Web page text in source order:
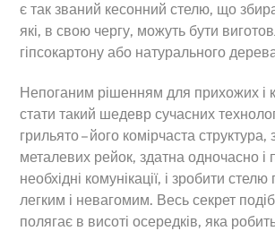
є так званий кесонний стелю, що
які, в свою чергу, можуть бути
гіпсокартону або натурального
Непоганим рішенням для прихожих і
стати такий шедевр сучасних
грильято – його комірчаста структура,
металевих рейок, здатна одночасно і
необхідні комунікації, і зробити
легким і невагомим. Весь секрет
полягає в висоті осередків, яка